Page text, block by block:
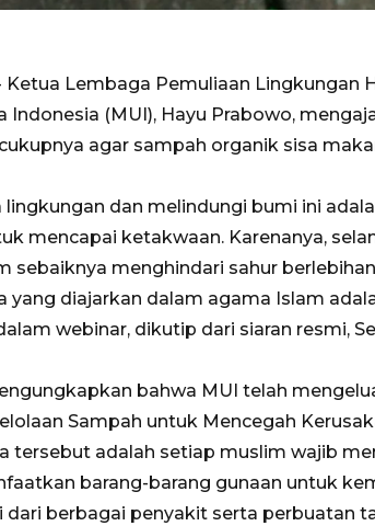
Ketua Lembaga Pemuliaan Lingkungan
Indonesia (MUI), Hayu Prabowo​​,
agar sampah organik sisa
lingkungan dan melindungi bumi ini
mencapai ketakwaan. Karenanya,
sebaiknya menghindari sahur
yang diajarkan dalam agama Islam
webinar, dikutip dari siaran resmi,
bahwa MUI telah
Sampah untuk Mencegah
tersebut adalah setiap muslim wajib
barang-barang gunaan untuk
dari berbagai penyakit serta perbuatan
upaya
Ibu